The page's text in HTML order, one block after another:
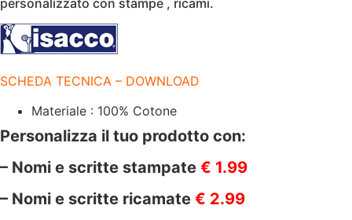
GR/M2
|
ISACCO
|
quantità
personalizzato con stampe , ricami.
SCHEDA TECNICA – DOWNLOAD
Materiale : 100% Cotone
Personalizza il tuo prodotto con:
– Nomi e scritte stampate € 1.99
– Nomi e scritte ricamate € 2.99